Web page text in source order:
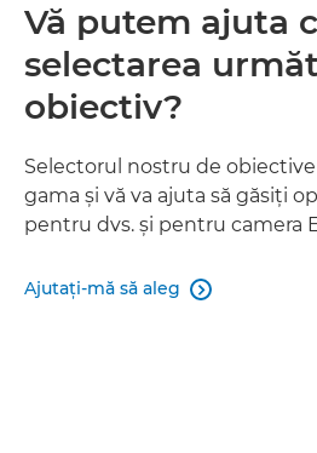
Vă putem ajuta
selectarea
obiectiv?
Selectorul nostru de
gama şi vă va ajuta să găsiţi
pentru dvs. şi pentru camera
Ajutaţi-mă să aleg 